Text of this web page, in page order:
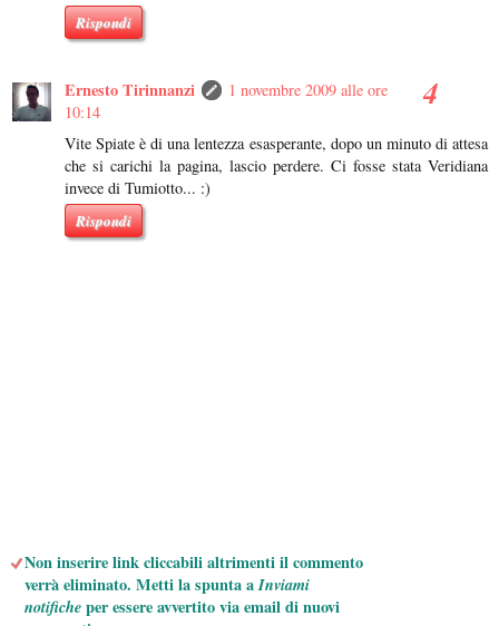
Rispondi
Ernesto Tirinnanzi
1 novembre 2009 alle ore
10:14
Vite Spiate è di una lentezza esasperante, dopo un minuto di attesa
che si carichi la pagina, lascio perdere. Ci fosse stata Veridiana
invece di Tumiotto... :)
Rispondi
Non inserire link cliccabili altrimenti il commento
verrà eliminato. Metti la spunta aInviami
notificheper essere avvertito via email di nuovi